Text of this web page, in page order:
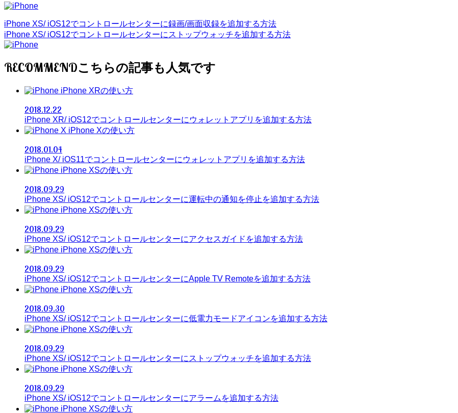
iPhone XS/ iOS12でコントロールセンターに録画/画面収録を追加する方法
iPhone XS/ iOS12でコントロールセンターにストップウォッチを追加する方法
RECOMMEND
iPhone XRの使い方
2018.12.22
iPhone XR/ iOS12でコントロールセンターにウォレットアプリを追加する方法
iPhone Xの使い方
2018.01.04
iPhone X/ iOS11でコントロールセンターにウォレットアプリを追加する方法
iPhone XSの使い方
2018.09.29
iPhone XS/ iOS12でコントロールセンターに運転中の通知を停止を追加する方法
iPhone XSの使い方
2018.09.29
iPhone XS/ iOS12でコントロールセンターにアクセスガイドを追加する方法
iPhone XSの使い方
2018.09.29
iPhone XS/ iOS12でコントロールセンターにApple TV Remoteを追加する方法
iPhone XSの使い方
2018.09.30
iPhone XS/ iOS12でコントロールセンターに低電力モードアイコンを追加する方法
iPhone XSの使い方
2018.09.29
iPhone XS/ iOS12でコントロールセンターにストップウォッチを追加する方法
iPhone XSの使い方
2018.09.29
iPhone XS/ iOS12でコントロールセンターにアラームを追加する方法
iPhone XSの使い方